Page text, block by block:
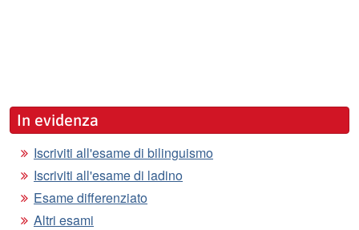
In evidenza
Iscriviti all'esame di bilinguismo
Iscriviti all'esame di ladino
Esame differenziato
Altri esami